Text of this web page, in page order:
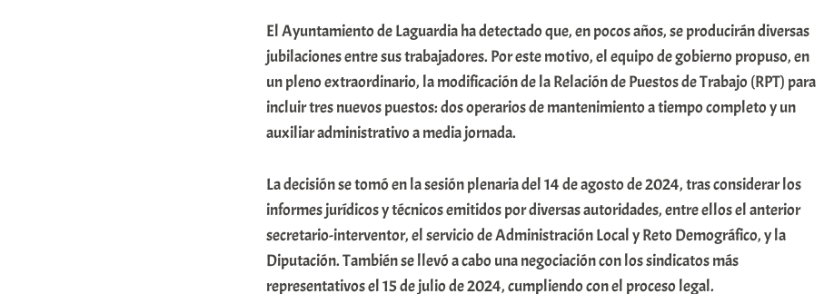
El Ayuntamiento de Laguardia ha detectado que, en pocos años, se producirán diversas
jubilaciones entre sus trabajadores. Por este motivo, el equipo de gobierno propuso, en
un pleno extraordinario, la modificación de la Relación de Puestos de Trabajo (RPT) para
incluir tres nuevos puestos: dos operarios de mantenimiento a tiempo completo y un
auxiliar administrativo a media jornada.
La decisión se tomó en la sesión plenaria del 14 de agosto de 2024, tras considerar los
informes jurídicos y técnicos emitidos por diversas autoridades, entre ellos el anterior
secretario-interventor, el servicio de Administración Local y Reto Demográfico, y la
Diputación. También se llevó a cabo una negociación con los sindicatos más
representativos el 15 de julio de 2024, cumpliendo con el proceso legal.